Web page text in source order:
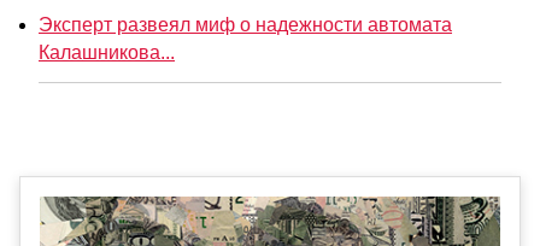
Эксперт развеял миф о надежности автомата
Калашникова...